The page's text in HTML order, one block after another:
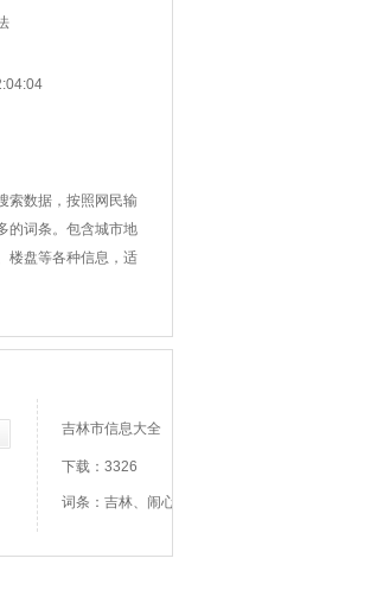
索数据，按照网民输
的词条。包含城市地
楼盘等各种信息，适
吉林市信息大全
下载：3326
词条：吉林、闹心、烤苞米、乱糟的